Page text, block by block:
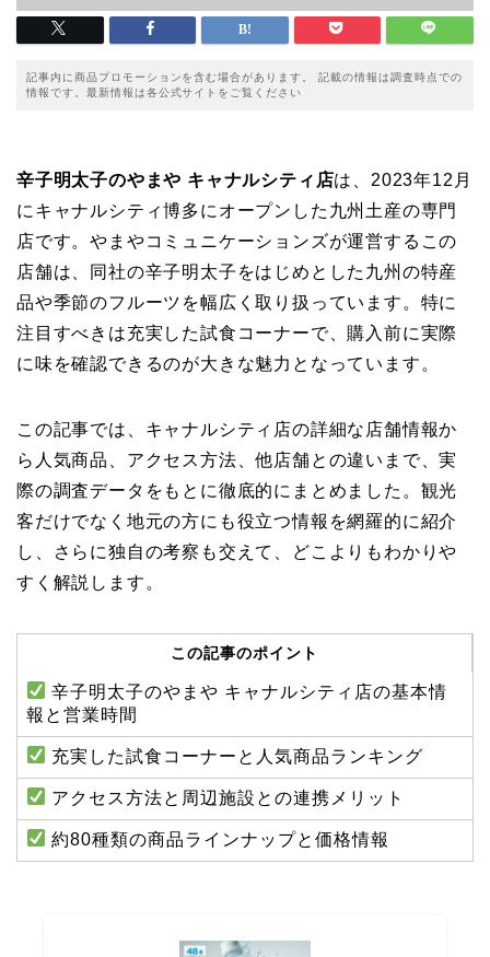
記事内に商品プロモーションを含む場合があります。 記載の情報は調査時点での
情報です。最新情報は各公式サイトをご覧ください
辛子明太子のやまや キャナルシティ店は、2023年12月
にキャナルシティ博多にオープンした九州土産の専門
店です。やまやコミュニケーションズが運営するこの
店舗は、同社の辛子明太子をはじめとした九州の特産
品や季節のフルーツを幅広く取り扱っています。特に
注目すべきは充実した試食コーナーで、購入前に実際
に味を確認できるのが大きな魅力となっています。
この記事では、キャナルシティ店の詳細な店舗情報か
ら人気商品、アクセス方法、他店舗との違いまで、実
際の調査データをもとに徹底的にまとめました。観光
客だけでなく地元の方にも役立つ情報を網羅的に紹介
し、さらに独自の考察も交えて、どこよりもわかりや
すく解説します。
この記事のポイント
辛子明太子のやまや キャナルシティ店の基本情
報と営業時間
充実した試食コーナーと人気商品ランキング
アクセス方法と周辺施設との連携メリット
約80種類の商品ラインナップと価格情報